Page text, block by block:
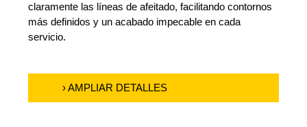
claramente las líneas de afeitado, facilitando contornos
más definidos y un acabado impecable en cada
servicio.
› AMPLIAR DETALLES